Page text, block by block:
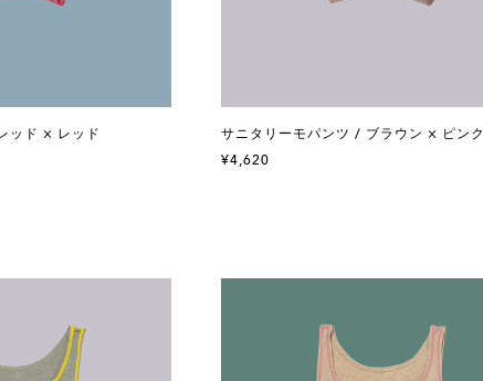
ッド × レッド
サニタリーモパンツ / ブラウン × ピンク
¥4,620